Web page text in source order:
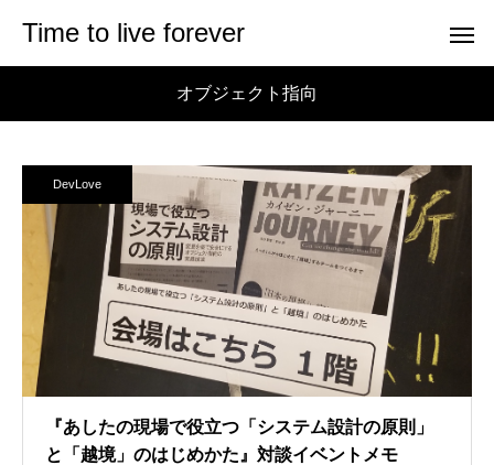
Time to live forever
オブジェクト指向
DevLove
『あしたの現場で役立つ「システム設計の原則」
と「越境」のはじめかた』対談イベントメモ